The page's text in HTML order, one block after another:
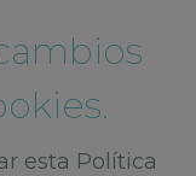
esta Política